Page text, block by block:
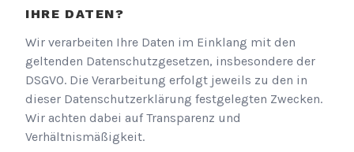
IHRE DATEN?
Wir verarbeiten Ihre Daten im Einklang mit den
geltenden Datenschutzgesetzen, insbesondere der
DSGVO. Die Verarbeitung erfolgt jeweils zu den in
dieser Datenschutzerklärung festgelegten Zwecken.
Wir achten dabei auf Transparenz und
Verhältnismäßigkeit.